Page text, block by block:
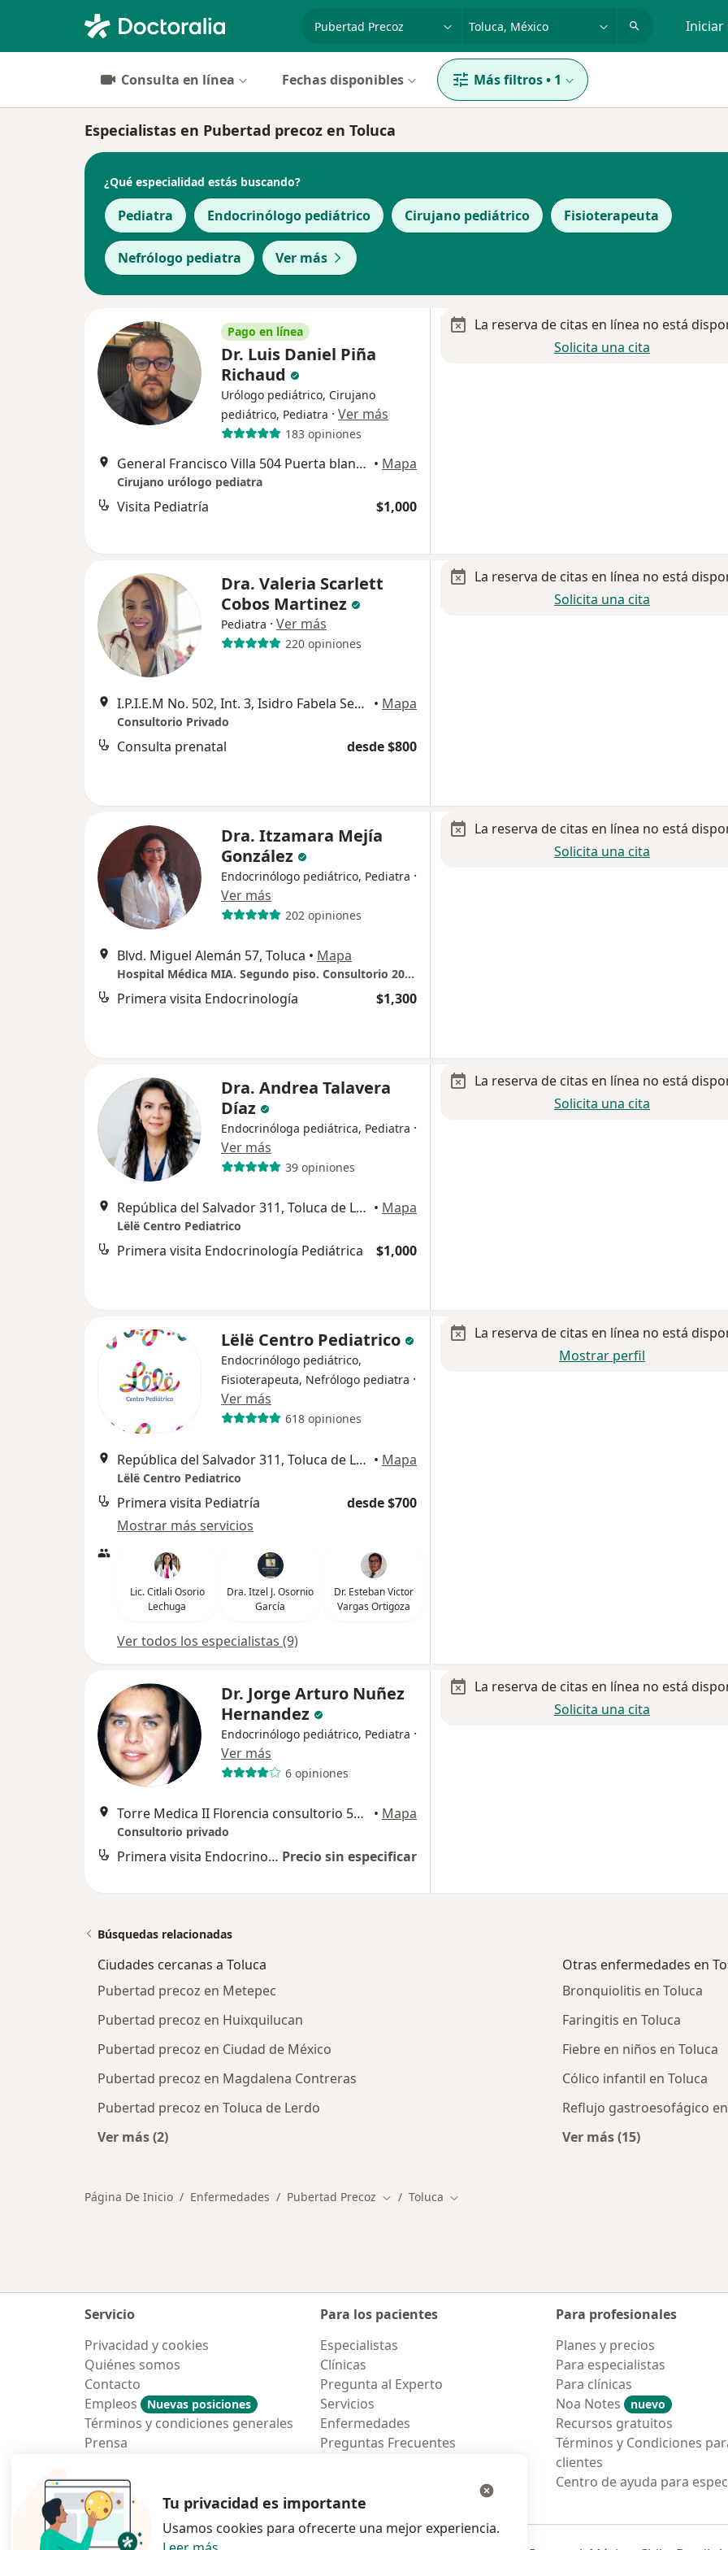
especialidad, enfermedad o nombre
p. ej. Guadalajara Iniciar
Consulta en línea Fechas disponibles Más filtros• 1
Especialistas en Pubertad precoz en Toluca
¿Qué especialidad estás buscando?
Pediatra Endocrinólogo pediátrico Cirujano pediátrico Fisioterapeuta
Nefrólogo pediatra Ver más
Pago en línea
Dr. Luis Daniel Piña
Richaud
Urólogo pediátrico, Cirujano
pediátrico, Pediatra · Ver más
183 opiniones
General Francisco Villa 504 Puerta blanca, Toluca de Lerdo • Mapa
Cirujano urólogo pediatra
Visita Pediatría $1,000
La reserva de citas en línea no está
Solicita una cita
Dra. Valeria Scarlett
Cobos Martinez
Pediatra · Ver más
220 opiniones
I.P.I.E.M No. 502, Int. 3, Isidro Fabela Segunda Sección, Toluca • Mapa
Consultorio Privado
Consulta prenatal desde $800
La reserva de citas en línea no está
Solicita una cita
Dra. Itzamara Mejía
González
Endocrinólogo pediátrico, Pediatra ·
Ver más
202 opiniones
Blvd. Miguel Alemán 57, Toluca • Mapa
Hospital Médica MIA. Segundo piso. Consultorio 208. Teléfono
Primera visita Endocrinología $1,300
La reserva de citas en línea no está
Solicita una cita
Dra. Andrea Talavera
Díaz
Endocrinóloga pediátrica, Pediatra ·
Ver más
39 opiniones
República del Salvador 311, Toluca de Lerdo • Mapa
Lëlë Centro Pediatrico
Primera visita Endocrinología Pediátrica $1,000
La reserva de citas en línea no está
Solicita una cita
Lëlë Centro Pediatrico
Endocrinólogo pediátrico,
Fisioterapeuta, Nefrólogo pediatra ·
Ver más
618 opiniones
República del Salvador 311, Toluca de Lerdo • Mapa
Lëlë Centro Pediatrico
Primera visita Pediatría
desde $700
Mostrar más servicios
Lic. Citlali Osorio
Lechuga
Dra. Itzel J. Osornio
García
Dr. Esteban Victor
Vargas Ortigoza
Ver todos los especialistas (9)
La reserva de citas en línea no está
Mostrar perfil
Dr. Jorge Arturo Nuñez
Hernandez
Endocrinólogo pediátrico, Pediatra ·
Ver más
6 opiniones
Torre Medica II Florencia consultorio 501vicente Guerrero 209, Toluca • Mapa
Consultorio privado
Primera visita Endocrinología Precio sin especificar
La reserva de citas en línea no está
Solicita una cita
Búsquedas relacionadas
Ciudades cercanas a Toluca
Pubertad precoz en Metepec
Pubertad precoz en Huixquilucan
Pubertad precoz en Ciudad de México
Pubertad precoz en Magdalena Contreras
Pubertad precoz en Toluca de Lerdo
Ver más (2)
Otras enfermedades en
Bronquiolitis en Toluca
Faringitis en Toluca
Fiebre en niños en Toluca
Cólico infantil en Toluca
Reflujo gastroesofágico
Ver más (15)
Página De Inicio Enfermedades Pubertad Precoz Cambiar de ciudad
Toluca Cambiar de ciudad
Servicio
Privacidad y cookies
Quiénes somos
Contacto
Empleos
Nuevas posiciones
Términos y condiciones generales
Prensa
Para los pacientes
Especialistas
Clínicas
Pregunta al Experto
Servicios
Enfermedades
Preguntas Frecuentes
Para profesionales
Planes y precios
Para especialistas
Para clínicas
Noa Notes
nuevo
Recursos gratuitos
Términos y Condiciones
clientes
Centro de ayuda para
Tu privacidad es importante
Usamos cookies para ofrecerte una mejor experiencia.